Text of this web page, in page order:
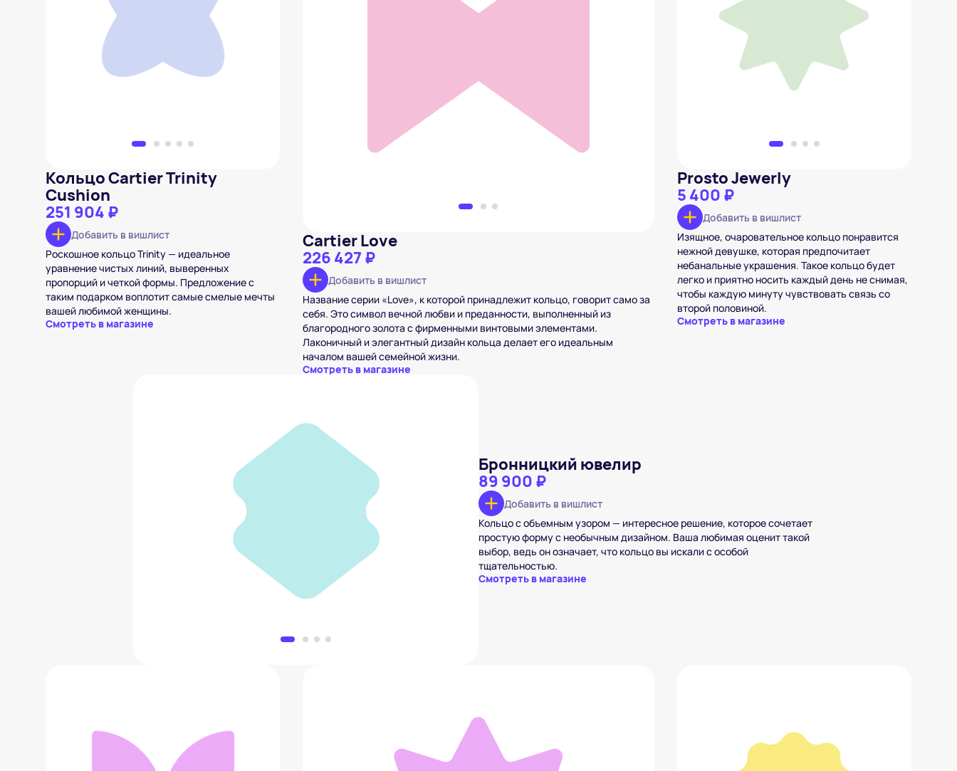
Кольцо Cartier Trinity Cushion
Кольцо Cartier Trinity
Cushion
251 904 ₽
Добавить в вишлист
Роскошное кольцо Trinity — идеальное
уравнение чистых линий, выверенных
пропорций и четкой формы. Предложение с
таким подарком воплотит самые смелые мечты
вашей любимой женщины.
Смотреть в магазине
Добавить в вишлист
Cartier Love
226 427 ₽
Добавить в вишлист
Название серии «Love», к которой принадлежит кольцо, говорит само за
себя. Это символ вечной любви и преданности, выполненный из
благородного золота с фирменными винтовыми элементами.
Лаконичный и элегантный дизайн кольца делает его идеальным
началом вашей семейной жизни.
Смотреть в магазине
Prosto Jewerly
5 400 ₽
Добавить в вишлист
Изящное, очаровательное кольцо понравится
нежной девушке, которая предпочитает
небанальные украшения. Такое кольцо будет
легко и приятно носить каждый день не снимая,
чтобы каждую минуту чувствовать связь со
второй половиной.
Смотреть в магазине
Бронницкий ювелир
89 900 ₽
Добавить в вишлист
Кольцо с объемным узором — интересное решение, которое сочетает
простую форму с необычным дизайном. Ваша любимая оценит такой
выбор, ведь он означает, что кольцо вы искали с особой
тщательностью.
Смотреть в магазине